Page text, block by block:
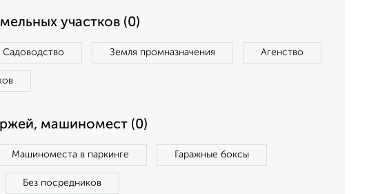
участков (0)
Садоводство Земля промназначения Агенство
машиномест (0)
Машиноместа в паркинге Гаражные боксы
Без посредников